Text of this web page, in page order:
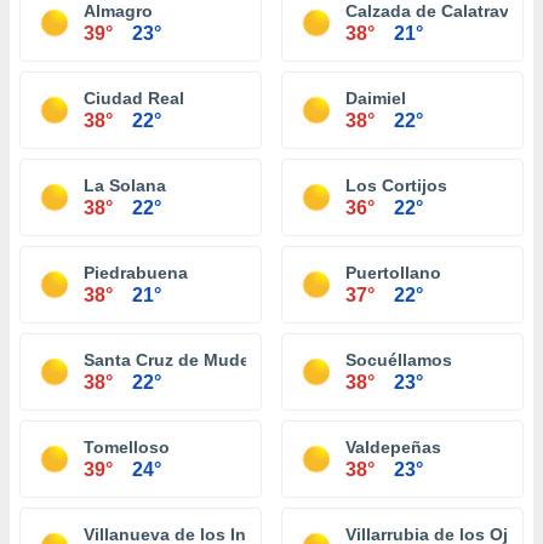
Almagro
39° 23°
Calzada de Calatrava
38° 21°
Ciudad Real
38° 22°
Daimiel
38° 22°
La Solana
38° 22°
Los Cortijos
36° 22°
Piedrabuena
38° 21°
Puertollano
37° 22°
Santa Cruz de Mudela
38° 22°
Socuéllamos
38° 23°
Tomelloso
39° 24°
Valdepeñas
38° 23°
Villanueva de los Infantes Villarrubia de los Ojos